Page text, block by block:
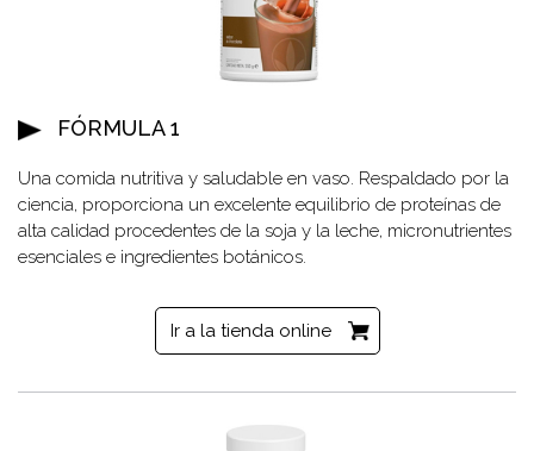
FÓRMULA 1
Una comida nutritiva y saludable en vaso. Respaldado por la
ciencia, proporciona un excelente equilibrio de proteínas de
alta calidad procedentes de la soja y la leche, micronutrientes
esenciales e ingredientes botánicos.
Ir a la tienda online